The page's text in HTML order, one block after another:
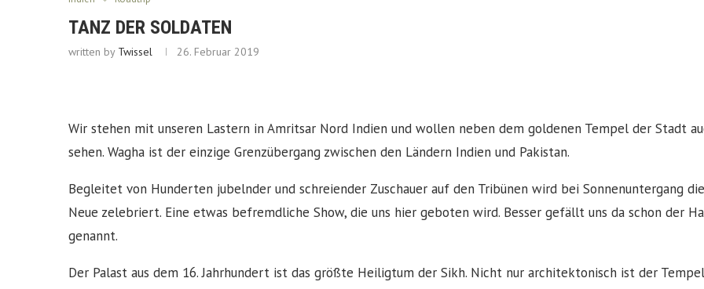
TANZ DER SOLDATEN
written by Twissel 26. Februar 2019
Wir stehen mit unseren Lastern in Amritsar Nord Indien und wollen neben dem goldenen Tempel der Stadt
sehen. Wagha ist der einzige Grenzübergang zwischen den Ländern Indien und Pakistan.
Begleitet von Hunderten jubelnder und schreiender Zuschauer auf den Tribünen wird bei Sonnenuntergang
Neue zelebriert. Eine etwas befremdliche Show, die uns hier geboten wird. Besser gefällt uns da schon der
genannt.
Der Palast aus dem 16. Jahrhundert ist das größte Heiligtum der Sikh. Nicht nur architektonisch ist der